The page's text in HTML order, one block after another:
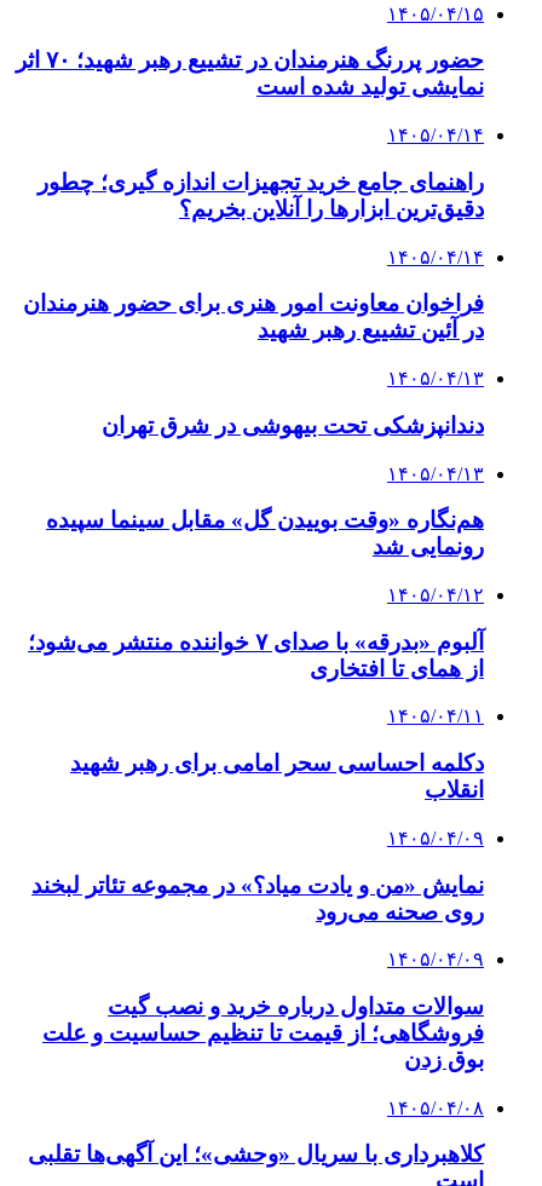
۱۴۰۵/۰۴/۱۵
حضور پررنگ هنرمندان در تشییع رهبر شهید؛ ۷۰ اثر
نمایشی تولید شده است
۱۴۰۵/۰۴/۱۴
راهنمای جامع خرید تجهیزات اندازه گیری؛ چطور
دقیق‌ترین ابزارها را آنلاین بخریم؟
۱۴۰۵/۰۴/۱۴
فراخوان معاونت امور هنری برای حضور هنرمندان
در آئین تشییع رهبر شهید
۱۴۰۵/۰۴/۱۳
دندانپزشکی تحت بیهوشی در شرق تهران
۱۴۰۵/۰۴/۱۳
هم‌نگاره «وقت بوییدن گل» مقابل سینما سپیده
رونمایی شد
۱۴۰۵/۰۴/۱۲
آلبوم «بدرقه» با صدای ۷ خواننده منتشر می‌شود؛
از همای تا افتخاری
۱۴۰۵/۰۴/۱۱
دکلمه‌ احساسی سحر امامی برای رهبر شهید
انقلاب
۱۴۰۵/۰۴/۰۹
نمایش «من و یادت میاد؟» در مجموعه تئاتر لبخند
روی صحنه می‌رود
۱۴۰۵/۰۴/۰۹
سوالات متداول درباره خرید و نصب گیت
فروشگاهی؛ از قیمت تا تنظیم حساسیت و علت
بوق زدن
۱۴۰۵/۰۴/۰۸
کلاهبرداری با سریال «وحشی»؛ این آگهی‌ها تقلبی